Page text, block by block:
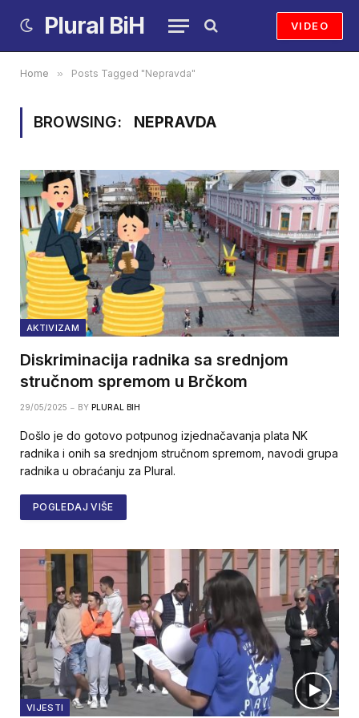
Plural BiH VIDEO
Home » Posts Tagged "Nepravda"
BROWSING: NEPRAVDA
AKTIVIZAM
Diskriminacija radnika sa srednjom
stručnom spremom u Brčkom
29/05/2025 BY PLURAL BIH
Došlo je do gotovo potpunog izjednačavanja plata NK
radnika i onih sa srednjom stručnom spremom, navodi grupa
radnika u obraćanju za Plural.
POGLEDAJ VIŠE
VIJESTI